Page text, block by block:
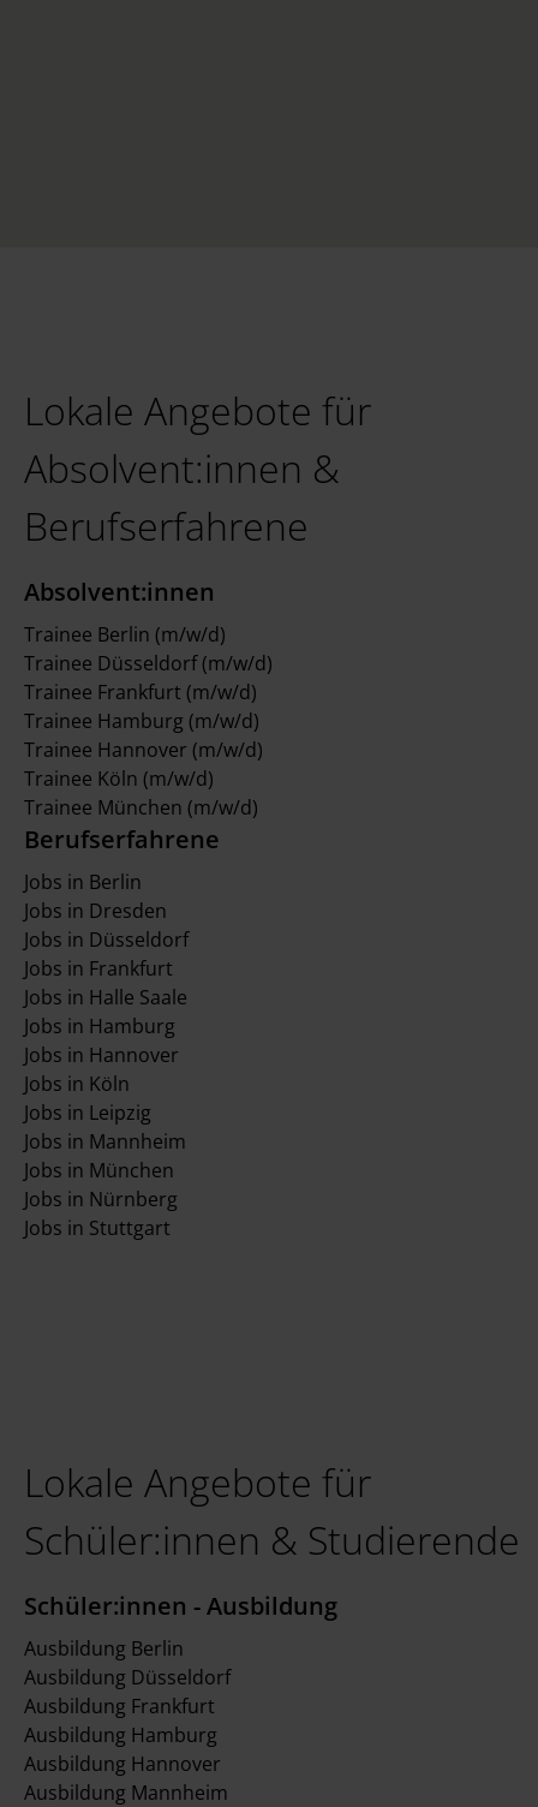
Lokale Angebote für
Absolvent:innen &
Berufserfahrene
Absolvent:innen
Trainee Berlin (m/w/d)
Trainee Düsseldorf (m/w/d)
Trainee Frankfurt (m/w/d)
Trainee Hamburg (m/w/d)
Trainee Hannover (m/w/d)
Trainee Köln (m/w/d)
Trainee München (m/w/d)
Berufserfahrene
Jobs in Berlin
Jobs in Dresden
Jobs in Düsseldorf
Jobs in Frankfurt
Jobs in Halle Saale
Jobs in Hamburg
Jobs in Hannover
Jobs in Köln
Jobs in Leipzig
Jobs in Mannheim
Jobs in München
Jobs in Nürnberg
Jobs in Stuttgart
Lokale Angebote für
Schüler:innen & Studierende
Schüler:innen - Ausbildung
Ausbildung Berlin
Ausbildung Düsseldorf
Ausbildung Frankfurt
Ausbildung Hamburg
Ausbildung Hannover
Ausbildung Mannheim